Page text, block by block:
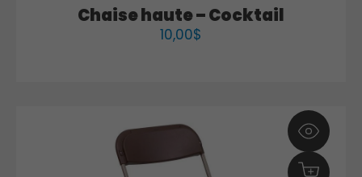
Chaise haute – Cocktail
10,00$